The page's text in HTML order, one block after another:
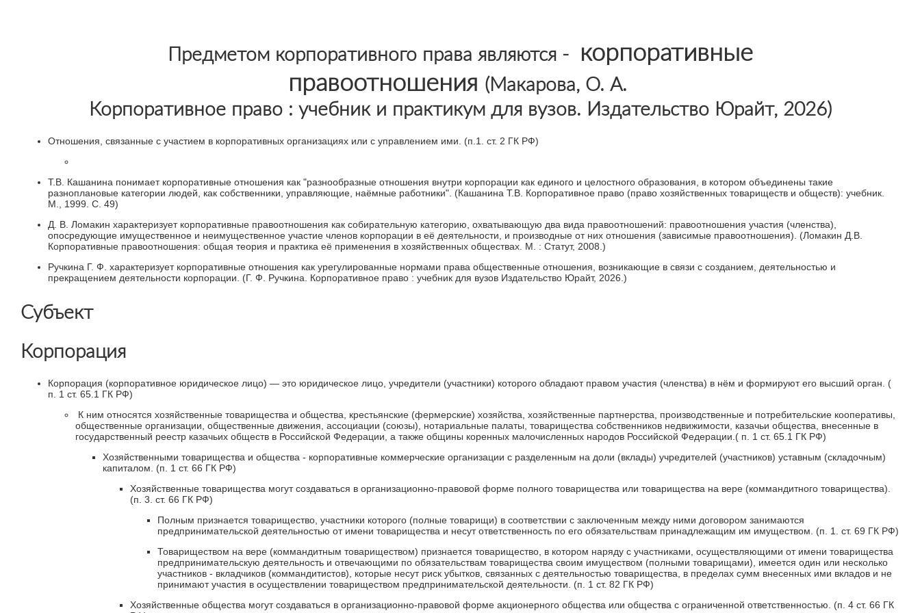
Предметом корпоративного права являются - корпоративные
правоотношения (Макарова, О. А.
Корпоративное право : учебник и практикум для вузов. Издательство Юрайт, 2026)
Отношения, связанные с участием в корпоративных организациях или с управлением ими. (п.1. ст. 2 ГК РФ)
Т.В. Кашанина понимает корпоративные отношения как "разнообразные отношения внутри корпорации как единого и целостного образования, в котором объединены такие
разноплановые категории людей, как собственники, управляющие, наёмные работники". (Кашанина Т.В. Корпоративное право (право хозяйственных товариществ и обществ): учебник.
М., 1999. С. 49)
Д. В. Ломакин характеризует корпоративные правоотношения как собирательную категорию, охватывающую два вида правоотношений: правоотношения участия (членства),
опосредующие имущественное и неимущественное участие членов корпорации в её деятельности, и производные от них отношения (зависимые правоотношения). (Ломакин Д.В.
Корпоративные правоотношения: общая теория и практика её применения в хозяйственных обществах. М. : Статут, 2008.)
Ручкина Г. Ф. характеризует корпоративные отношения как урегулированные нормами права общественные отношения, возникающие в связи с созданием, деятельностью и
прекращением деятельности корпорации. (Г. Ф. Ручкина. Корпоративное право : учебник для вузов Издательство Юрайт, 2026.)
Субъект
Корпорация
Корпорация (корпоративное юридическое лицо) — это юридическое лицо, учредители (участники) которого обладают правом участия (членства) в нём и формируют его высший орган. (
п. 1 ст. 65.1 ГК РФ)
К ним относятся хозяйственные товарищества и общества, крестьянские (фермерские) хозяйства, хозяйственные партнерства, производственные и потребительские кооперативы,
общественные организации, общественные движения, ассоциации (союзы), нотариальные палаты, товарищества собственников недвижимости, казачьи общества, внесенные в
государственный реестр казачьих обществ в Российской Федерации, а также общины коренных малочисленных народов Российской Федерации.( п. 1 ст. 65.1 ГК РФ)
Хозяйственными товарищества и общества - корпоративные коммерческие организации с разделенным на доли (вклады) учредителей (участников) уставным (складочным)
капиталом. (п. 1 ст. 66 ГК РФ)
Хозяйственные товарищества могут создаваться в организационно-правовой форме полного товарищества или товарищества на вере (коммандитного товарищества).
(п. 3. ст. 66 ГК РФ)
Полным признается товарищество, участники которого (полные товарищи) в соответствии с заключенным между ними договором занимаются
предпринимательской деятельностью от имени товарищества и несут ответственность по его обязательствам принадлежащим им имуществом. (п. 1. ст. 69 ГК РФ)
Товариществом на вере (коммандитным товариществом) признается товарищество, в котором наряду с участниками, осуществляющими от имени товарищества
предпринимательскую деятельность и отвечающими по обязательствам товарищества своим имуществом (полными товарищами), имеется один или несколько
участников - вкладчиков (коммандитистов), которые несут риск убытков, связанных с деятельностью товарищества, в пределах сумм внесенных ими вкладов и не
принимают участия в осуществлении товариществом предпринимательской деятельности. (п. 1 ст. 82 ГК РФ)
Хозяйственные общества могут создаваться в организационно-правовой форме акционерного общества или общества с ограниченной ответственностью. (п. 4 ст. 66 ГК